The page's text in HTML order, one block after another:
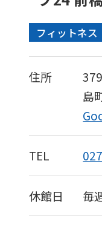
フィットネス
住所
島
TEL
休館日 毎